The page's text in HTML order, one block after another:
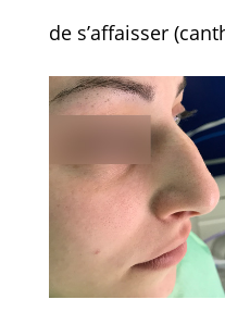
de s’affaisser